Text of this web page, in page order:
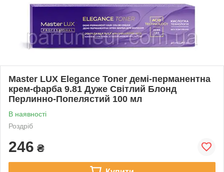
Master LUX Elegance Toner демі-перманентна
крем-фарба 9.81 Дуже Свiтлий Блонд
Перлинно-Попелястий 100 мл
В наявності
Роздріб
246 ₴